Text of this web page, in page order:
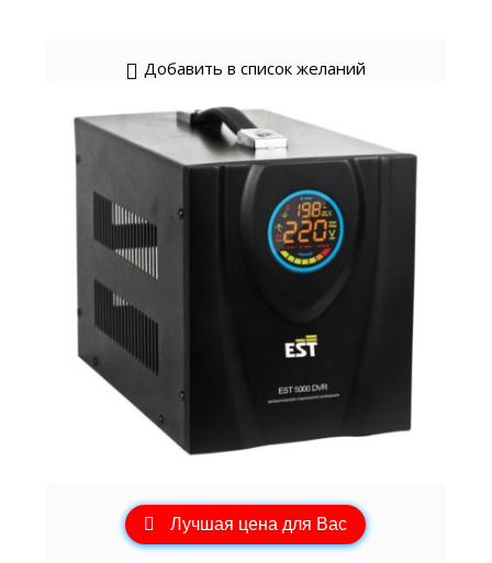
Добавить в список желаний
Лучшая цена для Вас